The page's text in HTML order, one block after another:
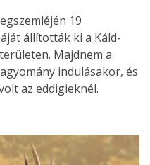
19
állították ki a Káld-
Majdnem a
indulásakor, és
az eddigieknél.